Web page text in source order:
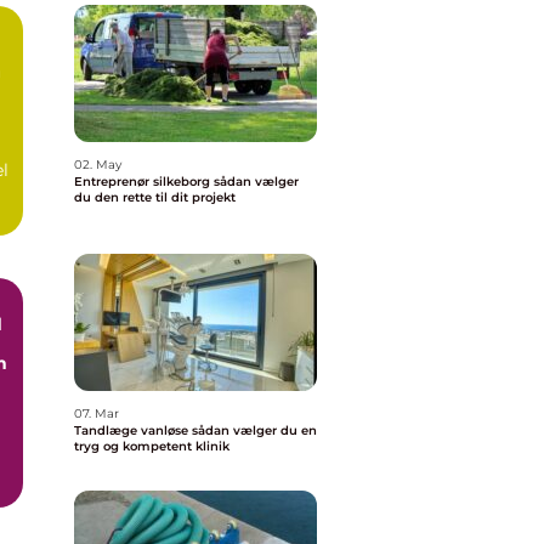
02. May
Entreprenør silkeborg sådan vælger
du den rette til dit projekt
07. Mar
Tandlæge vanløse sådan vælger du en
tryg og kompetent klinik